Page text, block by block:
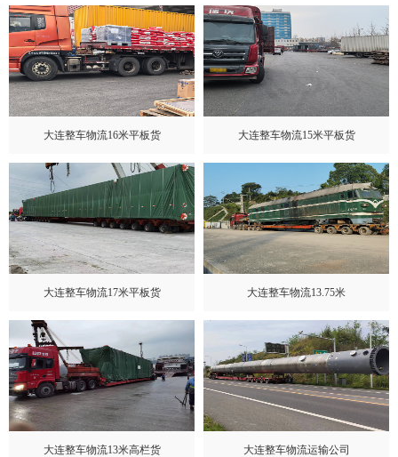
大连整车物流16米平板货 大连整车物流15米平板货
大连整车物流17米平板货 大连整车物流13.75米
大连整车物流13米高栏货 大连整车物流运输公司